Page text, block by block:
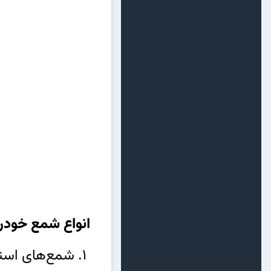
انواع شمع
1. شمع‌های استاندارد: مناسب برای خودروهای معمولی و با الکترود مسی.